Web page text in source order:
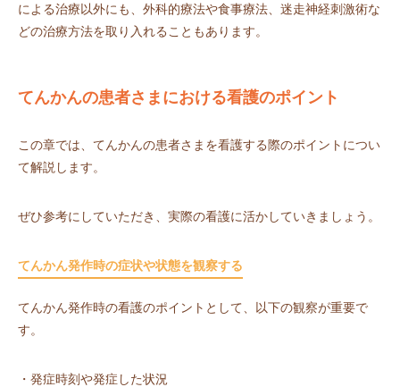
による治療以外にも、外科的療法や食事療法、迷走神経刺激術な
どの治療方法を取り入れることもあります。
てんかんの患者さまにおける看護のポイント
この章では、てんかんの患者さまを看護する際のポイントについ
て解説します。
ぜひ参考にしていただき、実際の看護に活かしていきましょう。
てんかん発作時の症状や状態を観察する
てんかん発作時の看護のポイントとして、以下の観察が重要で
す。
・発症時刻や発症した状況